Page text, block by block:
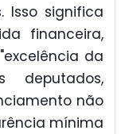
Isso significa
financeira,
da
deputados,
não
mínima